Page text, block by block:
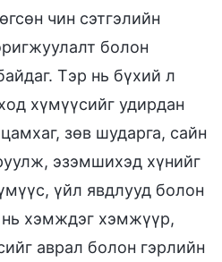
чин сэтгэлийн
болон
Тэр нь бүхий л
хүмүүсийг удирдан
зөв шударга, сайн
эзэмшихэд хүнийг
үйл явдлууд болон
нь хэмждэг хэмжүүр,
аврал болон гэрлийн